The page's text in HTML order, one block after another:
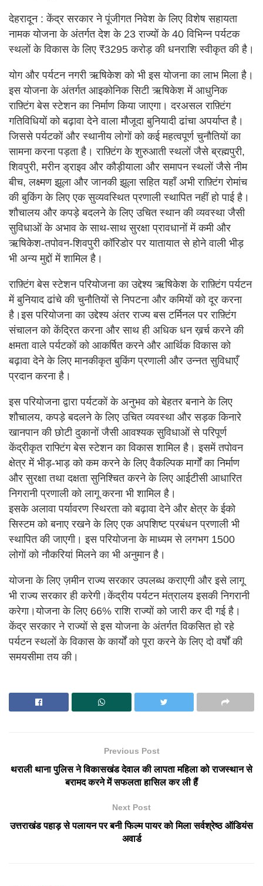
देहरादून : केंद्र सरकार ने पूंजीगत निवेश के लिए विशेष सहायता
नामक योजना के अंतर्गत देश के 23 राज्यों के 40 विभिन्न पर्यटक
स्थलों के विकास के लिए ₹3295 करोड़ की धनराशि स्वीकृत की है।
योग और पर्यटन नगरी ऋषिकेश को भी इस योजना का लाभ मिला है।
इस योजना के अंतर्गत आइकोनिक सिटी ऋषिकेश में आधुनिक
राफ़्टिंग बेस स्टेशन का निर्माण किया जाएगा। दरअसल राफ़्टिंग
गतिविधियों को बढ़ावा देने वाला मौजूदा बुनियादी ढांचा अपर्याप्त है।
जिससे पर्यटकों और स्थानीय लोगों को कई महत्वपूर्ण चुनौतियों का
सामना करना पड़ता है। राफ़्टिंग के शुरुआती स्थलों जैसे ब्रह्मपुरी,
शिवपुरी, मरीन ड्राइव और कौड़ीयाला और समापन स्थलों जैसे नीम
बीच, लक्ष्मण झूला और जानकी झूला सहित यहाँ अभी राफ़्टिंग रोमांच
की बुकिंग के लिए एक सुव्यवस्थित प्रणाली स्थापित नहीं हो पाई है।
शौचालय और कपड़े बदलने के लिए उचित स्थान की व्यवस्था जैसी
सुविधाओं के अभाव के साथ-साथ सुरक्षा प्रावधानों में कमी और
ऋषिकेश-तपोवन-शिवपुरी कॉरिडोर पर यातायात से होने वाली भीड़
भी अन्य मुद्दों में शामिल है।
राफ़्टिंग बेस स्टेशन परियोजना का उद्देश्य ऋषिकेश के राफ़्टिंग पर्यटन
में बुनियाद ढांचे की चुनौतियों से निपटना और कमियों को दूर करना
है।इस परियोजना का उद्देश्य अंतर राज्य बस टर्मिनल पर राफ़्टिंग
संचालन को केंद्रित करना और साथ ही अधिक धन ख़र्च करने की
क्षमता वाले पर्यटकों को आकर्षित करने और आर्थिक विकास को
बढ़ावा देने के लिए मानकीकृत बुकिंग प्रणाली और उन्नत सुविधाएँ
प्रदान करना है।
इस परियोजना द्वारा पर्यटकों के अनुभव को बेहतर बनाने के लिए
शौचालय, कपड़े बदलने के लिए उचित व्यवस्था और सड़क किनारे
खानपान की छोटी दुकानों जैसी आवश्यक सुविधाओं से परिपूर्ण
केंद्रीकृत राफ्टिंग बेस स्टेशन का विकास शामिल है। इसमें तपोवन
क्षेत्र में भीड़-भाड़ को कम करने के लिए वैकल्पिक मार्गों का निर्माण
और सुरक्षा तथा दक्षता सुनिश्चित करने के लिए आईटीसी आधारित
निगरानी प्रणाली को लागू करना भी शामिल है।
इसके अलावा पर्यावरण स्थिरता को बढ़ावा देने और क्षेत्र के ईको
सिस्टम को बनाए रखने के लिए एक अपशिष्ट प्रबंधन प्रणाली भी
स्थापित की जाएगी। इस परियोजना के माध्यम से लगभग 1500
लोगों को नौकरियां मिलने का भी अनुमान है।
योजना के लिए ज़मीन राज्य सरकार उपलब्ध कराएगी और इसे लागू
भी राज्य सरकार ही करेगी।केंद्रीय पर्यटन मंत्रालय इसकी निगरानी
करेगा।योजना के लिए 66% राशि राज्यों को जारी कर दी गई है।
केंद्र सरकार ने राज्यों से इस योजना के अंतर्गत विकसित हो रहे
पर्यटन स्थलों के विकास के कार्यों को पूरा करने के लिए दो वर्षों की
समयसीमा तय की।
Previous Post
थराली थाना पुलिस ने विकासखंड देवाल की लापता महिला को राजस्थान से
बरामद करने में सफलता हासिल कर ली हैं
Next Post
उत्तराखंड पहाड़ से पलायन पर बनी फिल्म पायर को मिला सर्वश्रेष्ठ ऑडियंस
अवार्ड